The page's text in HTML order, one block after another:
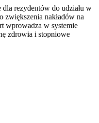
dla rezydentów do udziału w
zwiększenia nakładów na
wprowadza w systemie
zdrowia i stopniowe